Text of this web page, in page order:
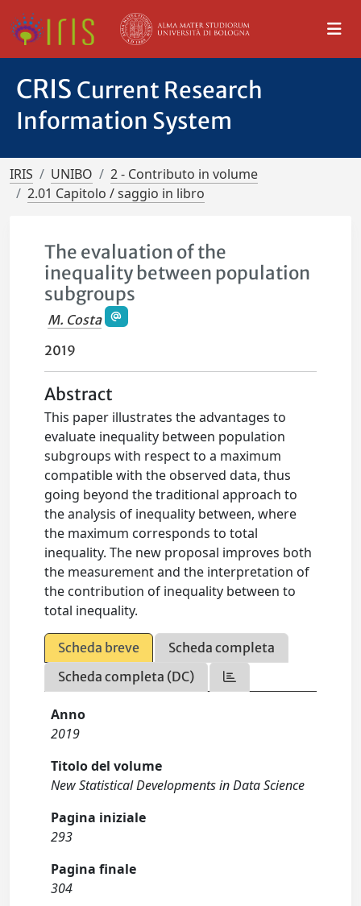
CRIS Current Research
Information System
IRIS UNIBO
2 - Contributo in volume
2.01 Capitolo / saggio in libro
The evaluation of the
inequality between population
subgroups
M. Costa
2019
Abstract
This paper illustrates the advantages to
evaluate inequality between population
subgroups with respect to a maximum
compatible with the observed data, thus
going beyond the traditional approach to
the analysis of inequality between, where
the maximum corresponds to total
inequality. The new proposal improves both
the measurement and the interpretation of
the contribution of inequality between to
total inequality.
Scheda breve
Scheda completa
Scheda completa (DC)
Anno
2019
Titolo del volume
New Statistical Developments in Data Science
Pagina iniziale
293
Pagina finale
304